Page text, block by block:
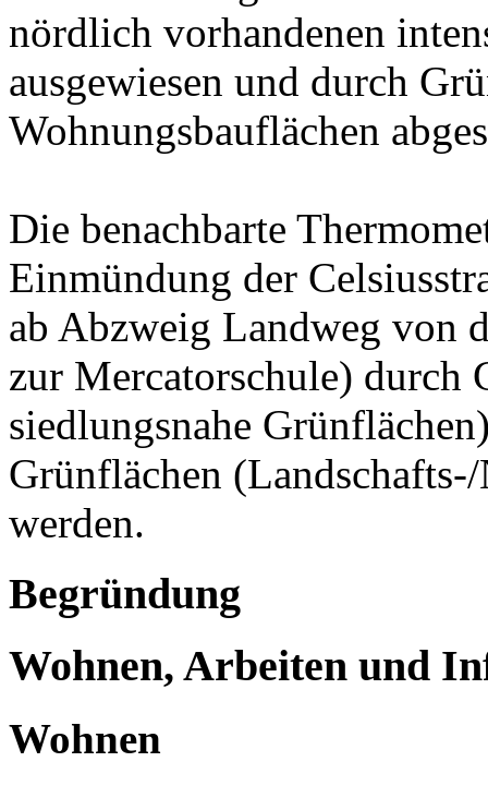
nördlich vorhandenen
ausgewiesen und durch
Wohnungsbauflächen
Die benachbarte
Einmündung der
ab Abzweig Landweg von
zur Mercatorschule) durch
siedlungsnahe
Grünflächen
werden.
Begründung
Wohnen, Arbeiten und
Wohnen